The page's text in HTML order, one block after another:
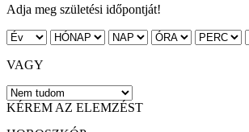
Adja meg születési időpontját!
VAGY
KÉREM AZ ELEMZÉST